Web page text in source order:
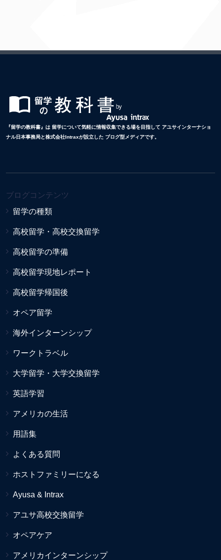
『留学の教科書』は 留学について気軽に情報収集できる場を目指して アユサインターナショ
ナル日本事務局と株式会社Intraxが設立した ブログ型メディアです。
ブログコンテンツ
留学の種類
高校留学・高校交換留学
高校留学の準備
高校留学現地レポート
高校留学帰国後
オペア留学
海外インターンシップ
ワークトラベル
大学留学・大学交換留学
英語学習
アメリカの生活
用語集
よくある質問
ホストファミリーになる
Ayusa & Intrax
アユサ高校交換留学
オペアケア
アメリカインターンシップ